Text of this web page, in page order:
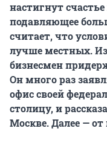
настигнут
подавляющее
считает, что
лучше местных.
бизнесмен
Он много раз
офис своей
столицу, и
Москве. Далее — от